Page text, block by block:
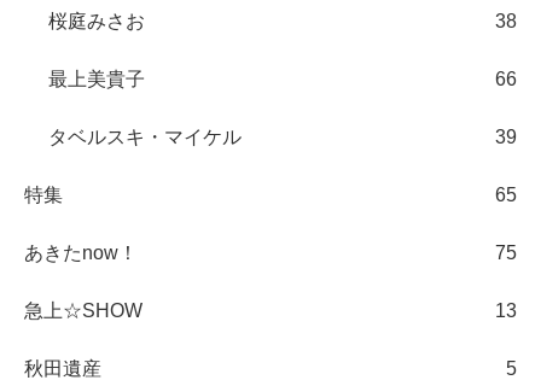
桜庭みさお 38
最上美貴子 66
タベルスキ・マイケル 39
特集 65
あきたnow！ 75
急上☆SHOW 13
秋田遺産 5